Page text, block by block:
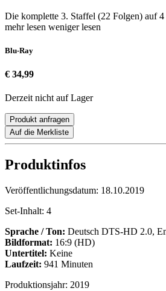
Die komplette 3. Staffel (22 Folgen) auf
mehr lesen weniger lesen
Blu-Ray
€ 34,99
Derzeit nicht auf Lager
Produkt anfragen
Auf die Merkliste
Produktinfos
Veröffentlichungsdatum: 18.10.2019
Set-Inhalt: 4
Sprache / Ton: Deutsch DTS-HD 2.0,
Bildformat: 16:9 (HD)
Untertitel: Keine
Laufzeit: 941 Minuten
Produktionsjahr: 2019